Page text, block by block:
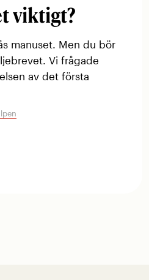
viktigt?
manuset. Men du bör
Vi frågade
av det första